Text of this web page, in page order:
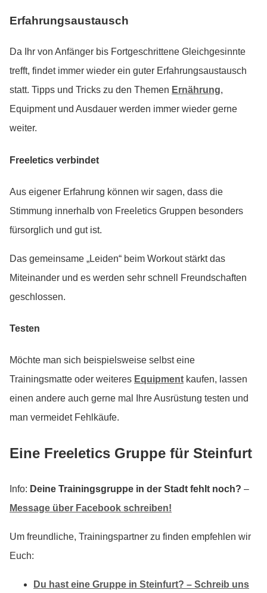
Erfahrungsaustausch
Da Ihr von Anfänger bis Fortgeschrittene Gleichgesinnte
trefft, findet immer wieder ein guter Erfahrungsaustausch
statt. Tipps und Tricks zu den Themen Ernährung,
Equipment und Ausdauer werden immer wieder gerne
weiter.
Freeletics verbindet
Aus eigener Erfahrung können wir sagen, dass die
Stimmung innerhalb von Freeletics Gruppen besonders
fürsorglich und gut ist.
Das gemeinsame „Leiden“ beim Workout stärkt das
Miteinander und es werden sehr schnell Freundschaften
geschlossen.
Testen
Möchte man sich beispielsweise selbst eine
Trainingsmatte oder weiteres Equipment kaufen, lassen
einen andere auch gerne mal Ihre Ausrüstung testen und
man vermeidet Fehlkäufe.
Eine Freeletics Gruppe für Steinfurt
Info: Deine Trainingsgruppe in der Stadt fehlt noch? –
Message über Facebook schreiben!
Um freundliche, Trainingspartner zu finden empfehlen wir
Euch:
Du hast eine Gruppe in Steinfurt? – Schreib uns